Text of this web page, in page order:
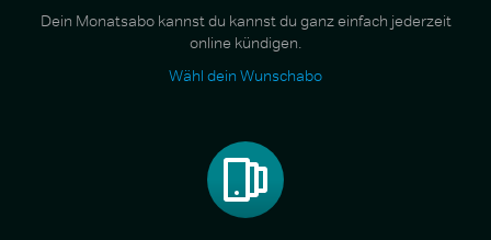
Dein Monatsabo kannst du kannst du ganz einfach jederzeit
online kündigen.
Wähl dein Wunschabo